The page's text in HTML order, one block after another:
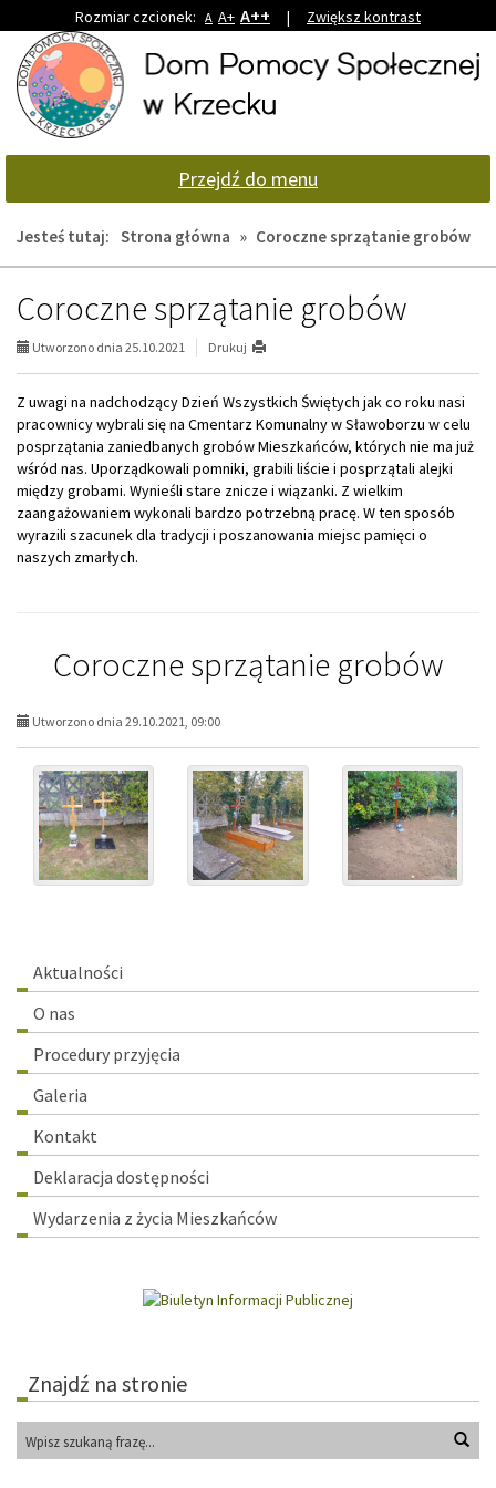
Przejdź
głównej
treści
Przejdź
wyszukiwarki
Rozmiar czcionek: A A+ A++ | Zwiększ kontrast
Przejdź do menu
Jesteś tutaj: Strona główna » Coroczne sprzątanie grobów
Coroczne sprzątanie grobów
Utworzono dnia 25.10.2021 Drukuj
Z uwagi na nadchodzący Dzień Wszystkich Świętych jak co roku nasi
pracownicy wybrali się na Cmentarz Komunalny w Sławoborzu w celu
posprzątania zaniedbanych grobów Mieszkańców, których nie ma już
wśród nas. Uporządkowali pomniki, grabili liście i posprzątali alejki
między grobami. Wynieśli stare znicze i wiązanki. Z wielkim
zaangażowaniem wykonali bardzo potrzebną pracę. W ten sposób
wyrazili szacunek dla tradycji i poszanowania miejsc pamięci o
naszych zmarłych.
Coroczne sprzątanie grobów
Utworzono dnia 29.10.2021, 09:00
Menu
główne
Aktualności
O nas
Procedury przyjęcia
Galeria
Kontakt
Deklaracja dostępności
Wydarzenia z życia Mieszkańców
Znajdź na stronie